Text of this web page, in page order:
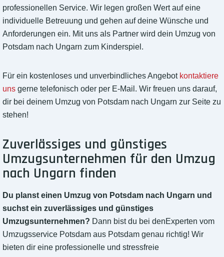
professionellen Service. Wir legen großen Wert auf eine
individuelle Betreuung und gehen auf deine Wünsche und
Anforderungen ein. Mit uns als Partner wird dein Umzug von
Potsdam nach Ungarn zum Kinderspiel.
Für ein kostenloses und unverbindliches Angebot kontaktiere
uns gerne telefonisch oder per E-Mail. Wir freuen uns darauf,
dir bei deinem Umzug von Potsdam nach Ungarn zur Seite zu
stehen!
Zuverlässiges und günstiges
Umzugsunternehmen für den Umzug
nach Ungarn finden
Du planst einen Umzug von Potsdam nach Ungarn und
suchst ein zuverlässiges und günstiges
Umzugsunternehmen? Dann bist du bei denExperten vom
Umzugsservice Potsdam aus Potsdam genau richtig! Wir
bieten dir eine professionelle und stressfreie